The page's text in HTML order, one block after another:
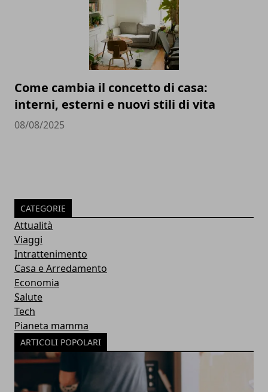
Come cambia il concetto di casa:
interni, esterni e nuovi stili di vita
08/08/2025
CATEGORIE
Attualità
Viaggi
Intrattenimento
Casa e Arredamento
Economia
Salute
Tech
Pianeta mamma
ARTICOLI POPOLARI